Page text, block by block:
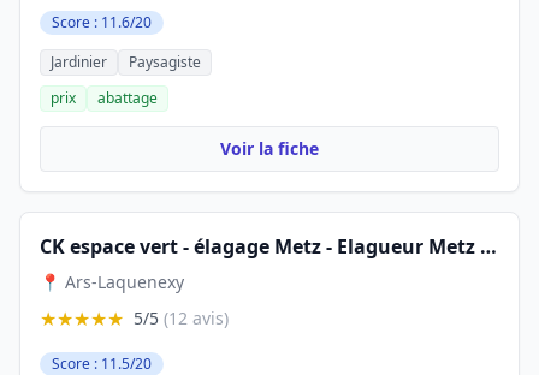
Score : 11.6/20
Jardinier
Paysagiste
prix
abattage
Voir la fiche
CK espace vert - élagage Metz - Elagueur Metz Moselle
📍 Ars-Laquenexy
★★★★★ 5/5 (12 avis)
Score : 11.5/20